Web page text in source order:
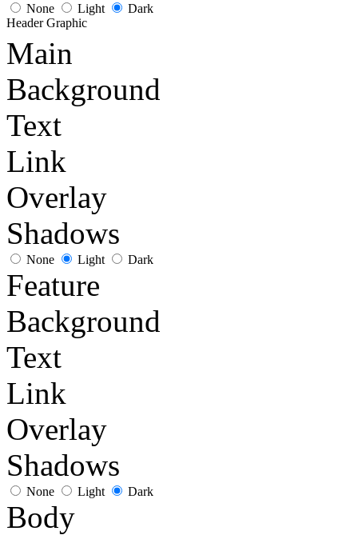
None Light
Dark
Header Graphic
Main
Background
Text
Link
Overlay
Shadows
None Light Dark
Feature
Background
Text
Link
Overlay
Shadows
None Light Dark
Body